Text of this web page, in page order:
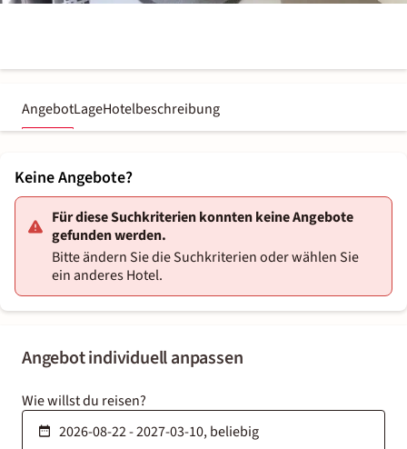
AngebotLageHotelbeschreibung
Angebot individuell anpassen
Wie willst du reisen?
Keine Angebote?
Für diese Suchkriterien konnten keine Angebote
gefunden werden.
Bitte ändern Sie die Suchkriterien oder wählen Sie
ein anderes Hotel.